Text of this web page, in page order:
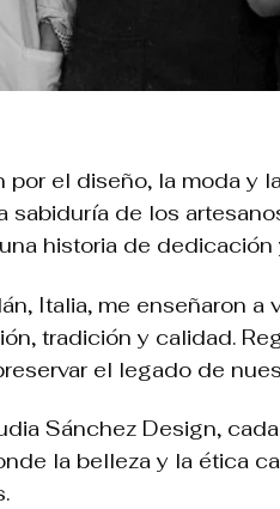
el diseño, la moda y
de los
historia de dedicación
Italia, me enseñaron a
tradición y calidad.
el legado de
Sánchez Design,
la belleza y la ética